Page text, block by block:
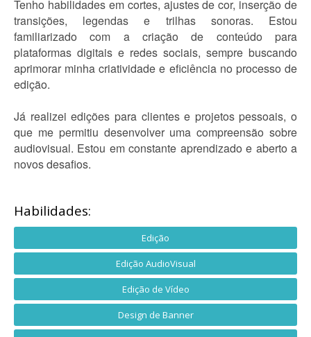
Tenho habilidades em cortes, ajustes de cor, inserção de
transições, legendas e trilhas sonoras. Estou
familiarizado com a criação de conteúdo para
plataformas digitais e redes sociais, sempre buscando
aprimorar minha criatividade e eficiência no processo de
edição.
Já realizei edições para clientes e projetos pessoais, o
que me permitiu desenvolver uma compreensão sobre
audiovisual. Estou em constante aprendizado e aberto a
novos desafios.
Habilidades:
Edição
Edição AudioVisual
Edição de Vídeo
Design de Banner